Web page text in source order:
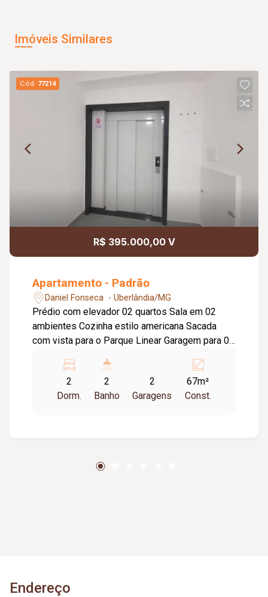
Imóveis Similares
Cód. 77214
R$ 395.000,00 V
Apartamento - Padrão
Daniel Fonseca - Uberlândia/MG
Prédio com elevador 02 quartos Sala em 02
ambientes Cozinha estilo americana Sacada
com vista para o Parque Linear Garagem para 02
2
Dorm.
2
Banho
2
Garagens
67m²
Const.
Endereço